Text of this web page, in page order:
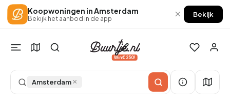
Koopwoningen in Amsterdam
Bekijk het aanbod in de app × Bekijk
Win €250!
Amsterdam×